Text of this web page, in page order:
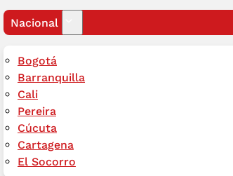
Nacional
Bogotá
Barranquilla
Cali
Pereira
Cúcuta
Cartagena
El Socorro